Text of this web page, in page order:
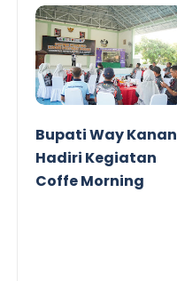
Bupati Way Kanan
Hadiri Kegiatan
Coffe Morning